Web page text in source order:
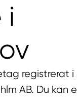
i
registrerat i
AB. Du kan